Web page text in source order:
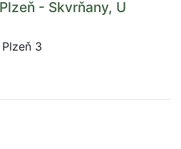
- Skvrňany, U
3